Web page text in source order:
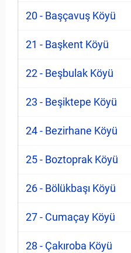
20 - Başçavuş Köyü
21 - Başkent Köyü
22 - Beşbulak Köyü
23 - Beşiktepe Köyü
24 - Bezirhane Köyü
25 - Boztoprak Köyü
26 - Bölükbaşı Köyü
27 - Cumaçay Köyü
28 - Çakıroba Köyü